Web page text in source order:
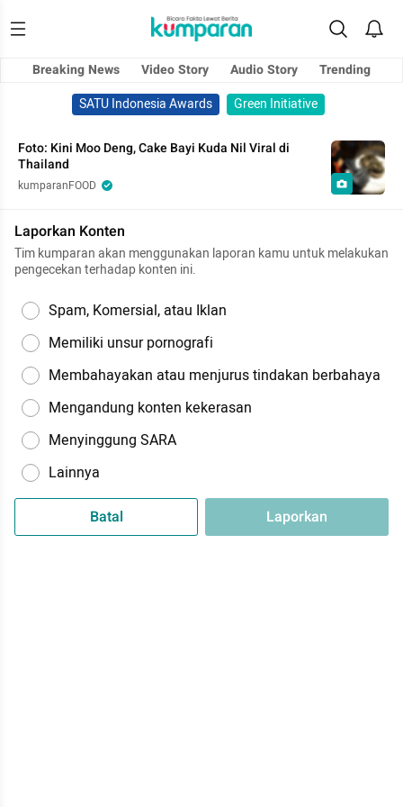
Breaking News Video Story Audio Story
Trending
SATU Indonesia Awards
Green Initiative
Foto: Kini Moo Deng, Cake Bayi Kuda Nil Viral di
Thailand
kumparanFOOD
Laporkan Konten
Tim kumparan akan menggunakan laporan kamu untuk melakukan
pengecekan terhadap konten ini.
Spam, Komersial, atau Iklan
Memiliki unsur pornografi
Membahayakan atau menjurus tindakan berbahaya
Mengandung konten kekerasan
Menyinggung SARA
Lainnya
Batal Laporkan